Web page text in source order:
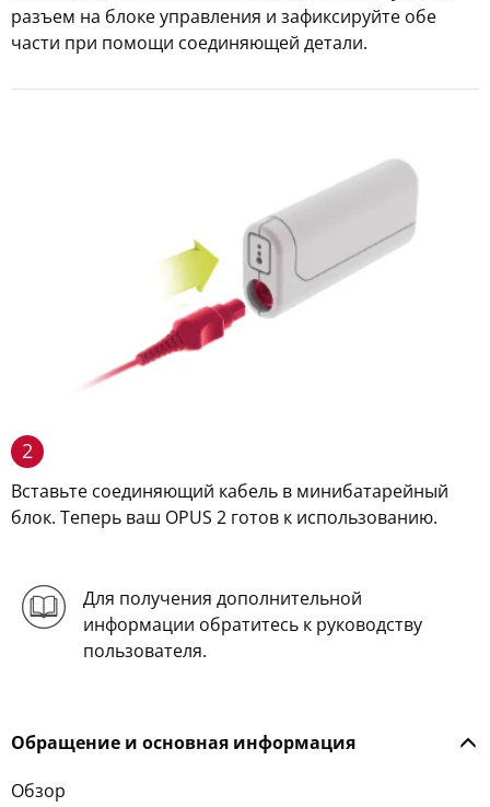
разъем на блоке управления и зафиксируйте обе
части при помощи соединяющей детали.
2
Вставьте соединяющий кабель в минибатарейный
блок. Теперь ваш OPUS 2 готов к использованию.
Для получения дополнительной
информации обратитесь к руководству
пользователя.
Обращение и основная информация
Обзор